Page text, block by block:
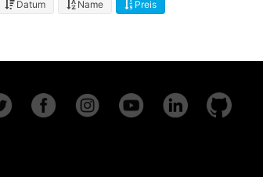
Datum Name Preis